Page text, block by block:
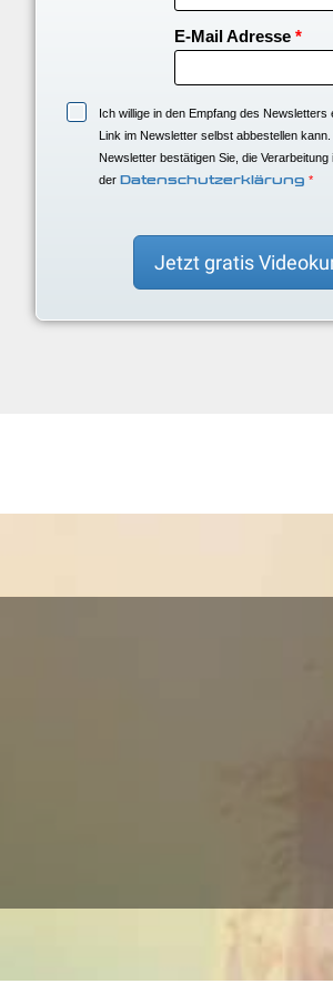
E-Mail Adresse *
Ich willige in den Empfang des Newsletters
Link im Newsletter selbst abbestellen
Newsletter bestätigen Sie, die
der Datenschutzerklärung *
Jetzt gratis